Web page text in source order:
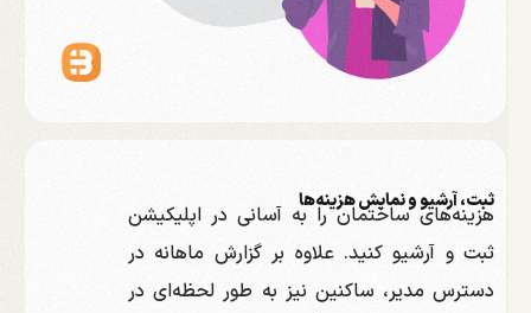
ثبت، آرشیو و نمایش هزینه‌ها
هزینه‌های ساختمان را به آسانی در اپلیکیشن
ثبت و آرشیو کنید. علاوه بر گزارش ماهانه در
دسترس مدیر، ساکنین نیز به طور لحظه‌ای در